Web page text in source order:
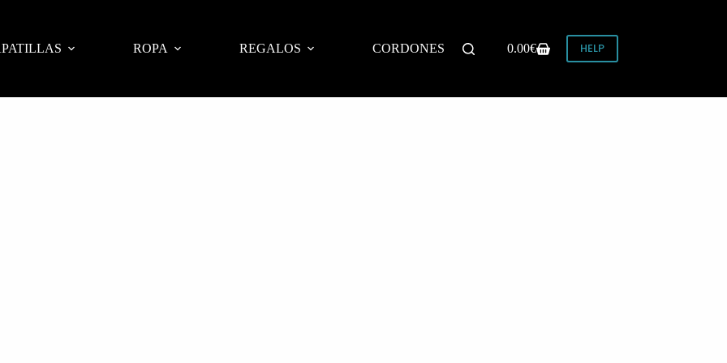
ROPA REGALOS CORDONES
Carro
0.00€ HELP